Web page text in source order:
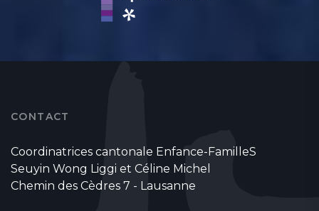
CONTACT
Coordinatrices cantonale Enfance-FamilleS
Seuyin Wong Liggi et Céline Michel
Chemin des Cèdres 7 - Lausanne